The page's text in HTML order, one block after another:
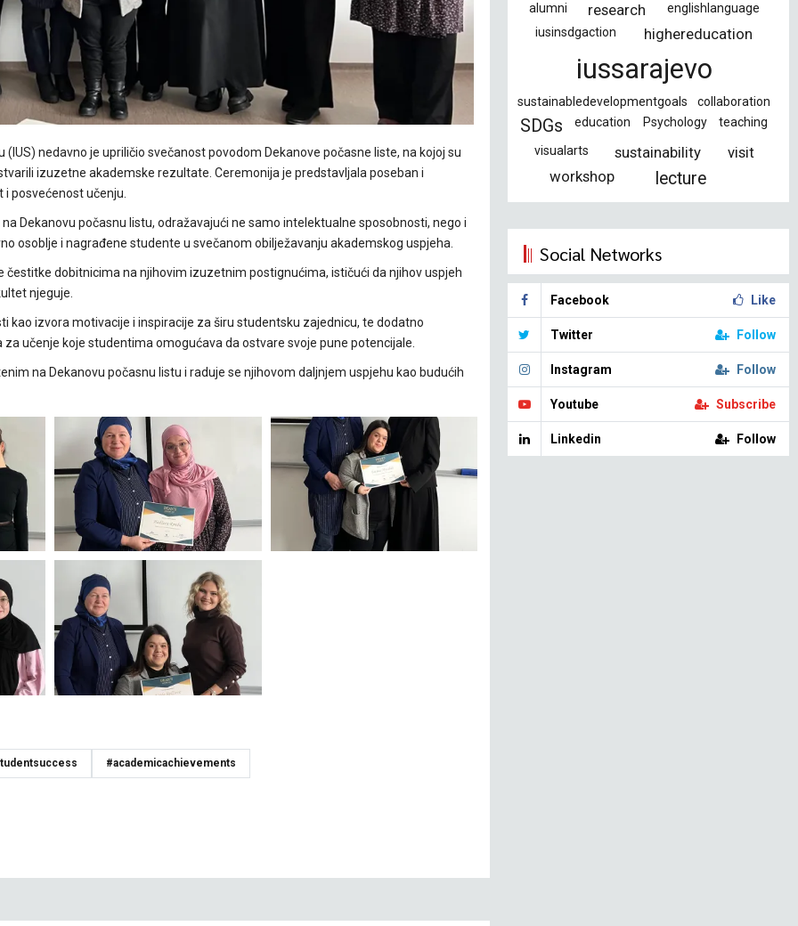
nedavno je upriličio svečanost povodom Dekanove počasne liste, na kojoj su
izuzetne akademske rezultate. Ceremonija je predstavljala poseban i
posvećenost učenju.
Dekanovu počasnu listu, odražavajući ne samo intelektualne sposobnosti, nego i
osoblje i nagrađene studente u svečanom obilježavanju akademskog uspjeha.
dobitnicima na njihovim izuzetnim postignućima, ističući da njihov uspjeh
njeguje.
izvora motivacije i inspiracije za širu studentsku zajednicu, te dodatno
učenje koje studentima omogućava da ostvare svoje pune potencijale.
na Dekanovu počasnu listu i raduje se njihovom daljnjem uspjehu kao budućih
#academicachievements
alumni
research
englishlanguage
iusinsdgaction
highereducation
iussarajevo
sustainabledevelopmentgoals collaboration
SDGs education Psychology
teaching
visualarts
sustainability
visit
workshop
lecture
Social Networks
Facebook Like
Twitter Follow
Instagram Follow
Youtube Subscribe
Linkedin Follow